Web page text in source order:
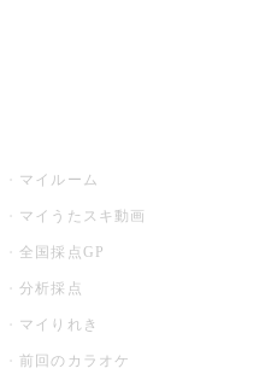
マイルーム
マイうたスキ動画
全国採点GP
分析採点
マイりれき
前回のカラオケ